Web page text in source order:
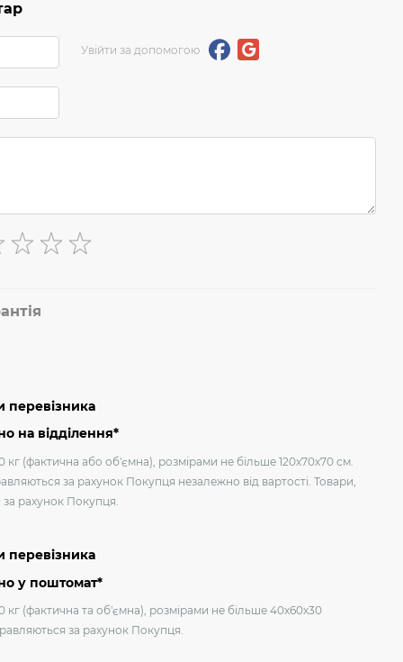
Увійти за допомогою
перевізника
на відділення*
(фактична або об'ємна), розмірами не більше 120х70х70 см.
за рахунок Покупця незалежно від вартості. Товари,
за рахунок Покупця.
перевізника
у поштомат*
кг (фактична та об'ємна), розмірами не більше 40х60х30
за рахунок Покупця.